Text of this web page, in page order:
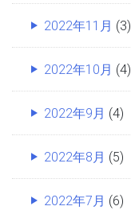
2022年11月 (3)
2022年10月 (4)
2022年9月 (4)
2022年8月 (5)
2022年7月 (6)